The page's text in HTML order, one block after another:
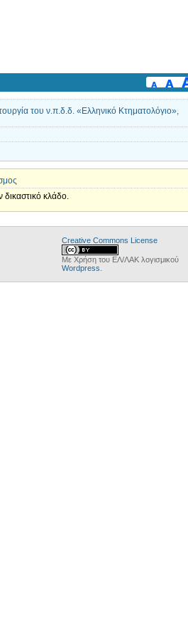
του ν.π.δ.δ. «Ελληνικό Κτηματολόγιο»,
κλάδο.
Creative Commons License
Με Χρήση του ΕΛ/ΛΑΚ λογισμικού
Wordpress